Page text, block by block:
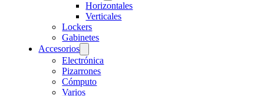
Horizontales
Verticales
Lockers
Gabinetes
Accesorios
Electrónica
Pizarrones
Cómputo
Varios